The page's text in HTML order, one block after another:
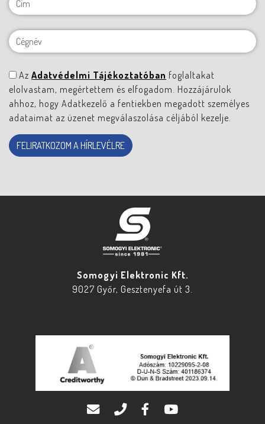
Az Adatvédelmi Tájékoztatóban foglaltakat
elolvastam, megértettem és elfogadom. Hozzájárulok
ahhoz, hogy Adatkezelő a fentiekben megadott személyes
adataimat az üzenet megválaszolása céljából kezelje.
FELIRATKOZOM A HÍRLEVÉLRE
Somogyi Elektronic Kft.
9027 Győr, Gesztenyefa út 3.